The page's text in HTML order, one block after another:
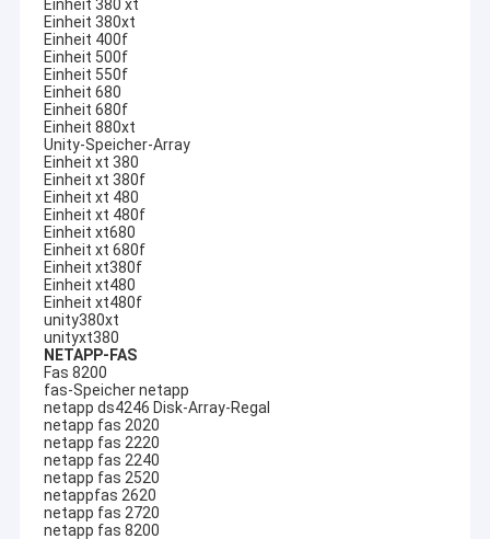
Einheit 380 xt
Einheit 380xt
Einheit 400f
Einheit 500f
Einheit 550f
Einheit 680
Einheit 680f
Einheit 880xt
Unity-Speicher-Array
Einheit xt 380
Einheit xt 380f
Einheit xt 480
Einheit xt 480f
Einheit xt680
Einheit xt 680f
Einheit xt380f
Einheit xt480
Einheit xt480f
unity380xt
unityxt380
NETAPP-FAS
Fas 8200
fas-Speicher netapp
netapp ds4246 Disk-Array-Regal
netapp fas 2020
netapp fas 2220
netapp fas 2240
netapp fas 2520
netappfas 2620
netapp fas 2720
netapp fas 8200